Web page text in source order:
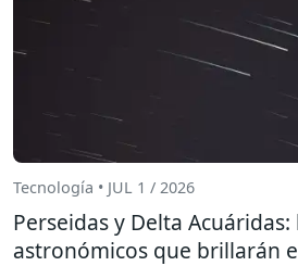
Tecnología • JUL 1 / 2026
Perseidas y Delta
astronómicos que brillarán